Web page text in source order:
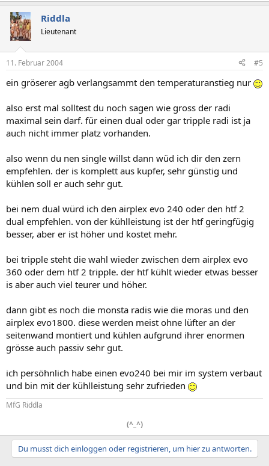
Riddla
Lieutenant
11. Februar 2004 #5
ein gröserer agb verlangsammt den temperaturanstieg nur
also erst mal solltest du noch sagen wie gross der radi
maximal sein darf. für einen dual oder gar tripple radi ist ja
auch nicht immer platz vorhanden.
also wenn du nen single willst dann wüd ich dir den zern
empfehlen. der is komplett aus kupfer, sehr günstig und
kühlen soll er auch sehr gut.
bei nem dual würd ich den airplex evo 240 oder den htf 2
dual empfehlen. von der kühlleistung ist der htf geringfügig
besser, aber er ist höher und kostet mehr.
bei tripple steht die wahl wieder zwischen dem airplex evo
360 oder dem htf 2 tripple. der htf kühlt wieder etwas besser
is aber auch viel teurer und höher.
dann gibt es noch die monsta radis wie die moras und den
airplex evo1800. diese werden meist ohne lüfter an der
seitenwand montiert und kühlen aufgrund ihrer enormen
grösse auch passiv sehr gut.
ich persöhnlich habe einen evo240 bei mir im system verbaut
und bin mit der kühlleistung sehr zufrieden
MfG Riddla
(^_^)
Du musst dich einloggen oder registrieren, um hier zu antworten.